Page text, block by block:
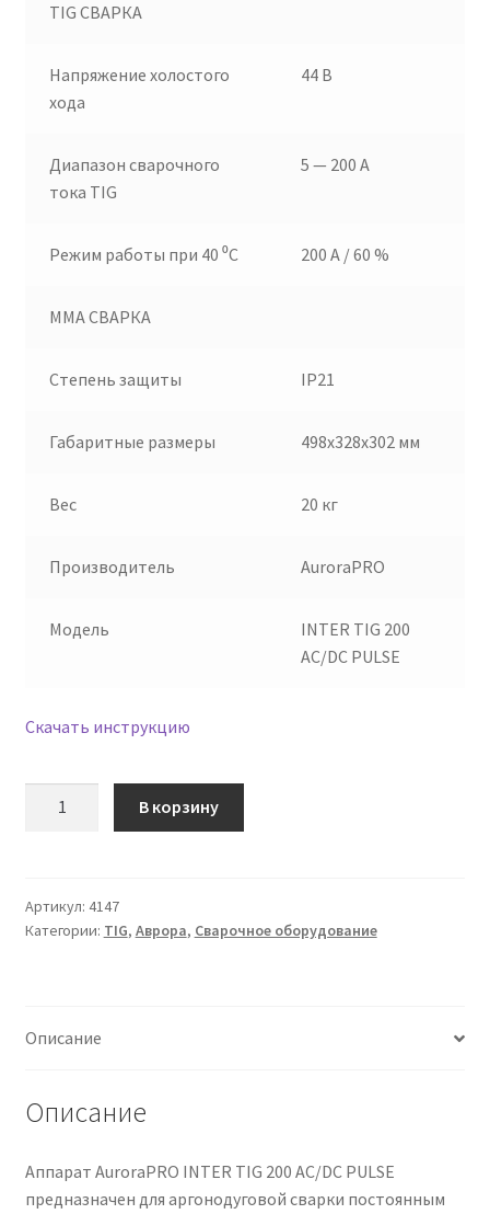
TIG СВАРКА
Напряжение холостого
хода
44 В
Диапазон сварочного
тока TIG
5 — 200 А
Режим работы при 40 ⁰С 200 A / 60 %
MMA СВАРКА
Степень защиты IP21
Габаритные размеры 498x328x302 мм
Вес 20 кг
Производитель AuroraPRO
Модель
INTER TIG 200
AC/DC PULSE
Скачать инструкцию
СВАРКИ
AURORAPRO
AC/DC
В корзину
Артикул: 4147
Категории: TIG, Аврора, Сварочное оборудование
Описание
Описание
Аппарат AuroraPRO INTER TIG 200 AC/DC PULSE
предназначен для аргонодуговой сварки постоянным